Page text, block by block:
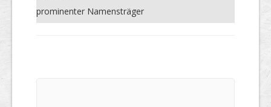
prominenter Namensträger